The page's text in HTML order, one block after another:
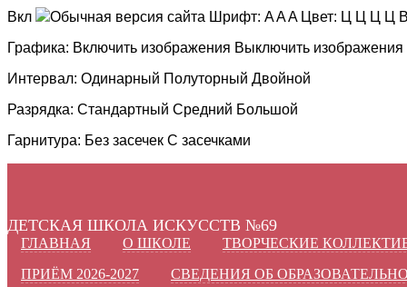
Вкл Обычная версия сайта Шрифт: AAA Цвет: Ц Ц Ц Ц
Графика: Включить изображения Выключить изображения
Интервал: Одинарный Полуторный Двойной
Разрядка: Стандартный Средний Большой
Гарнитура: Без засечек С засечками
ДЕТСКАЯ ШКОЛА ИСКУССТВ №69
ГЛАВНАЯ О ШКОЛЕ
ТВОРЧЕСКИЕ
ПРИЁМ 2026-2027
СВЕДЕНИЯ ОБ